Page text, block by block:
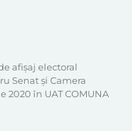
afișaj electoral
Senat și Camera
în UAT COMUNA